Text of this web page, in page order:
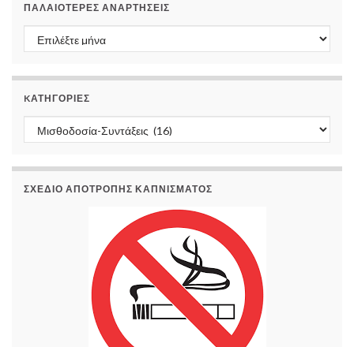
ΠΑΛΑΙΌΤΕΡΕΣ ΑΝΑΡΤΉΣΕΙΣ
Παλαιότερες αναρτήσεις
KΑΤΗΓΟΡΊΕΣ
Kατηγορίες
ΣΧΕΔΙΟ ΑΠΟΤΡΟΠΗΣ ΚΑΠΝΙΣΜΑΤΟΣ